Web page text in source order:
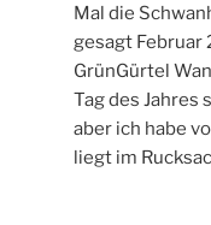
Mal die
gesagt Februar
GrünGürtel
Tag des Jahres
aber ich habe
liegt im